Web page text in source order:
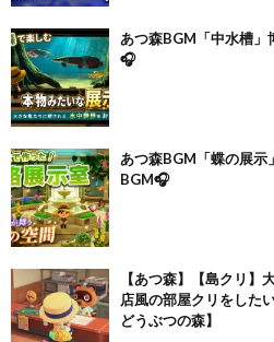
あつ森BGM「中水槽
🎧
あつ森BGM「蝶の展
BGM🎧
【あつ森】【島クリ】
店風の部屋クリをした
どうぶつの森】